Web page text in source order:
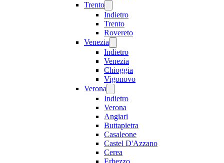
Trento
Indietro
Trento
Rovereto
Venezia
Indietro
Venezia
Chioggia
Vigonovo
Verona
Indietro
Verona
Angiari
Buttapietra
Casaleone
Castel D'Azzano
Cerea
Erbezzo